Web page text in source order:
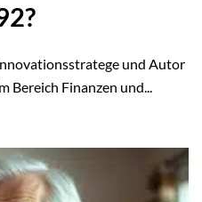
und Autor
Bereich Finanzen und...